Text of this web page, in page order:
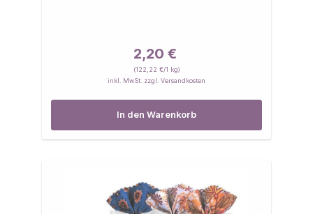
2,20 €
(122,22 €/1 kg)
inkl. MwSt. zzgl. Versandkosten
In den Warenkorb